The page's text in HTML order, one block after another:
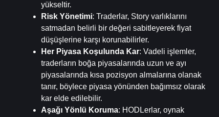
yükseltir.
Risk Yönetimi: Traderlar, Story varlıklarını
satmadan belirli bir değeri sabitleyerek fiyat
düşüşlerine karşı korunabilirler.
Her Piyasa Koşulunda Kar: Vadeli işlemler,
traderların boğa piyasalarında uzun ve ayı
piyasalarında kısa pozisyon almalarına olanak
tanır, böylece piyasa yönünden bağımsız olarak
kar elde edilebilir.
Aşağı Yönlü Koruma: HODLerlar, oynak